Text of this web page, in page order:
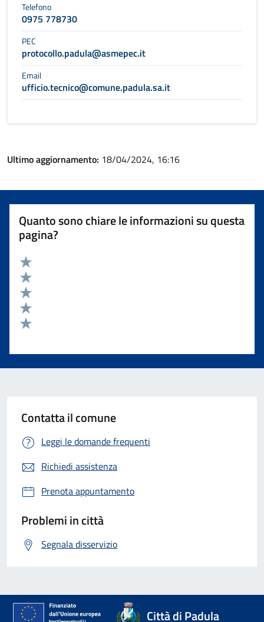
Telefono
0975 778730
PEC
protocollo.padula@asmepec.it
Email
ufficio.tecnico@comune.padula.sa.it
Ultimo aggiornamento: 18/04/2024, 16:16
Quanto sono chiare le informazioni su questa
pagina?
Valuta 5 stelle su 5
Valuta 4 stelle su 5
Valuta 3 stelle su 5
Valuta 2 stelle su 5
Contatta il comune
Leggi le domande frequenti
Richiedi assistenza
Prenota appuntamento
Problemi in città
Segnala disservizio
Città di Padula